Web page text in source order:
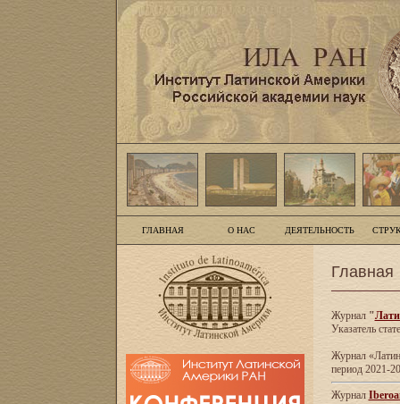
ГЛАВНАЯ О НАС ДЕЯТЕЛЬНОСТЬ
Главная
Журнал"
Указатель
Журнал
период 2021-
Журнал